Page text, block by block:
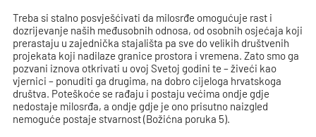
Treba si stalno posvješćivati da milosrđe omogućuje rast i
dozrijevanje naših međusobnih odnosa, od osobnih osjećaja koji
prerastaju u zajednička stajališta pa sve do velikih društvenih
projekata koji nadilaze granice prostora i vremena. Zato smo ga
pozvani iznova otkrivati u ovoj Svetoj godini te – živeći kao
vjernici – ponuditi ga drugima, na dobro cijeloga hrvatskoga
društva. Poteškoće se rađaju i postaju većima ondje gdje
nedostaje milosrđa, a ondje gdje je ono prisutno naizgled
nemoguće postaje stvarnost (Božićna poruka 5).